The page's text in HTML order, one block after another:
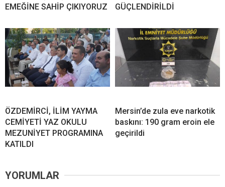
EMEĞİNE SAHİP ÇIKIYORUZ
GÜÇLENDİRİLDİ
ÖZDEMİRCİ, İLİM YAYMA
CEMİYETİ YAZ OKULU
MEZUNİYET PROGRAMINA
KATILDI
Mersin’de zula eve narkotik
baskını: 190 gram eroin ele
geçirildi
YORUMLAR